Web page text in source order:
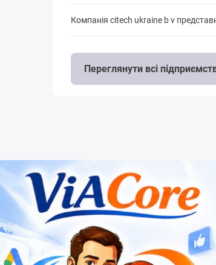
Компанія citech ukraine b v
Переглянути всі